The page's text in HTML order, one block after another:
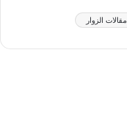
مقالات الزوار